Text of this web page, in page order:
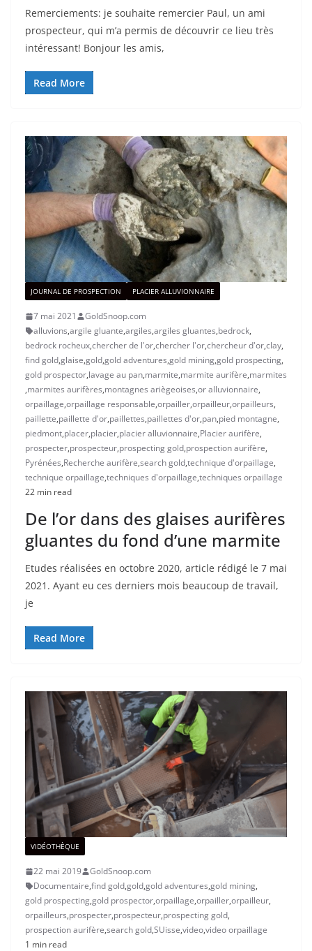
Remerciements: je souhaite remercier Paul, un ami
prospecteur, qui m’a permis de découvrir ce lieu très
intéressant! Bonjour les amis,
Read More
JOURNAL DE PROSPECTION PLACIER ALLUVIONNAIRE
7 mai 2021
GoldSnoop.com
alluvions,argile gluante,argiles,argiles gluantes,bedrock,
bedrock rocheux,chercher de l'or,chercher l'or,chercheur d'or,clay,
find gold,glaise,gold,gold adventures,gold mining,gold prospecting,
gold prospector,lavage au pan,marmite,marmite aurifère,marmites
,marmites aurifères,montagnes ariègeoises,or alluvionnaire,
orpaillage,orpaillage responsable,orpailler,orpailleur,orpailleurs,
paillette,paillette d'or,paillettes,paillettes d'or,pan,pied montagne,
piedmont,placer,placier,placier alluvionnaire,Placier aurifère,
prospecter,prospecteur,prospecting gold,prospection aurifère,
Pyrénées,Recherche aurifère,search gold,technique d'orpaillage,
technique orpaillage,techniques d'orpaillage,techniques orpaillage
22 min read
De l’or dans des glaises aurifères
gluantes du fond d’une marmite
Etudes réalisées en octobre 2020, article rédigé le 7 mai
2021. Ayant eu ces derniers mois beaucoup de travail,
je
Read More
VIDÉOTHÈQUE
22 mai 2019
GoldSnoop.com
Documentaire,find gold,gold,gold adventures,gold mining,
gold prospecting,gold prospector,orpaillage,orpailler,orpailleur,
orpailleurs,prospecter,prospecteur,prospecting gold,
prospection aurifère,search gold,SUisse,video,video orpaillage
1 min read